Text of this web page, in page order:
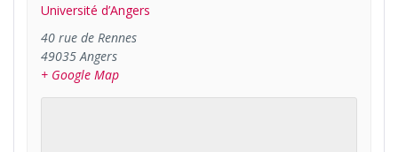
Université d’Angers
40 rue de Rennes
49035 Angers
+ Google Map